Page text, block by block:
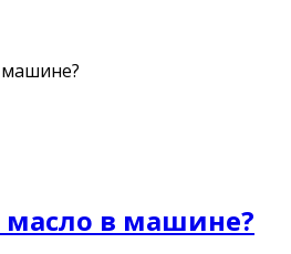
масло в машине?